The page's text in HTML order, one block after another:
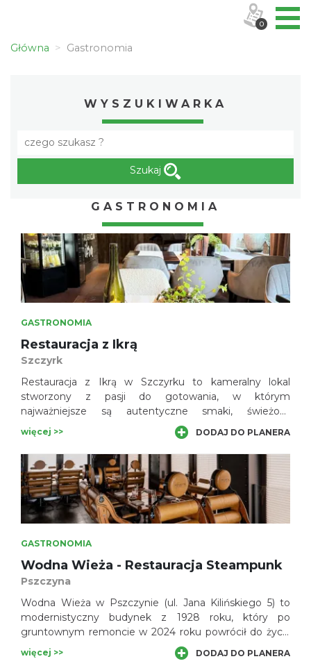
Główna Gastronomia
WYSZUKIWARKA
Szukaj
GASTRONOMIA
GASTRONOMIA
Restauracja z Ikrą
Szczyrk
Restauracja z Ikrą w Szczyrku to kameralny lokal
stworzony z pasji do gotowania, w którym
najważniejsze są autentyczne smaki, świeżość
produktów i indywidualne podejście do każdego Gościa.
więcej >> DODAJ DO PLANERA
GASTRONOMIA
Wodna Wieża - Restauracja Steampunk
Pszczyna
Wodna Wieża w Pszczynie (ul. Jana Kilińskiego 5) to
modernistyczny budynek z 1928 roku, który po
gruntownym remoncie w 2024 roku powrócił do życia
jako butikowy kompleks gastronomiczno-eventowy.
Historyczny obiekt został odnowiony z
więcej >> DODAJ DO PLANERA
0